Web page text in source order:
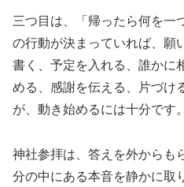
三つ目は、「帰ったら何を一
の行動が決まっていれば、願
書く、予定を入れる、誰かに
める、感謝を伝える、片づけ
が、動き始めるには十分です。
神社参拝は、答えを外からも
分の中にある本音を静かに取